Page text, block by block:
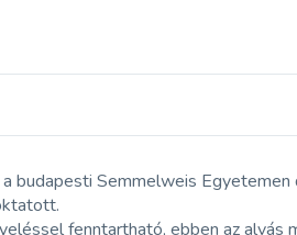
budapesti Semmelweis
fenntartható, ebben az alvás